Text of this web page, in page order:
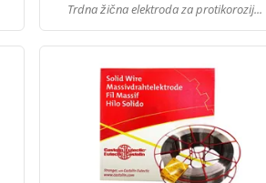
Trdna žična elektroda za protikorozij...